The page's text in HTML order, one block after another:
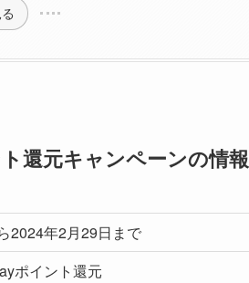
還元キャンペーンの情報
2024年2月29日まで
ポイント還元